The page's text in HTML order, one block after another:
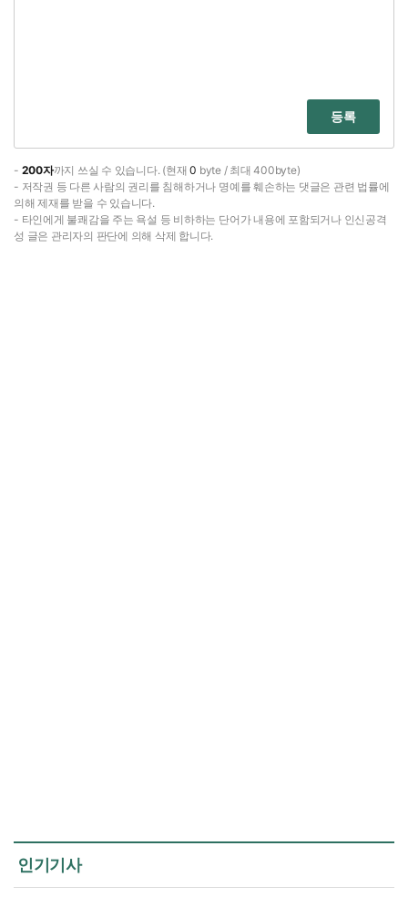
등록
- 200자까지 쓰실 수 있습니다. (현재0 byte / 최대 400byte)
- 저작권 등 다른 사람의 권리를 침해하거나 명예를 훼손하는 댓글은 관련 법률에
의해 제재를 받을 수 있습니다.
- 타인에게 불쾌감을 주는 욕설 등 비하하는 단어가 내용에 포함되거나 인신공격
성 글은 관리자의 판단에 의해 삭제 합니다.
인기기사